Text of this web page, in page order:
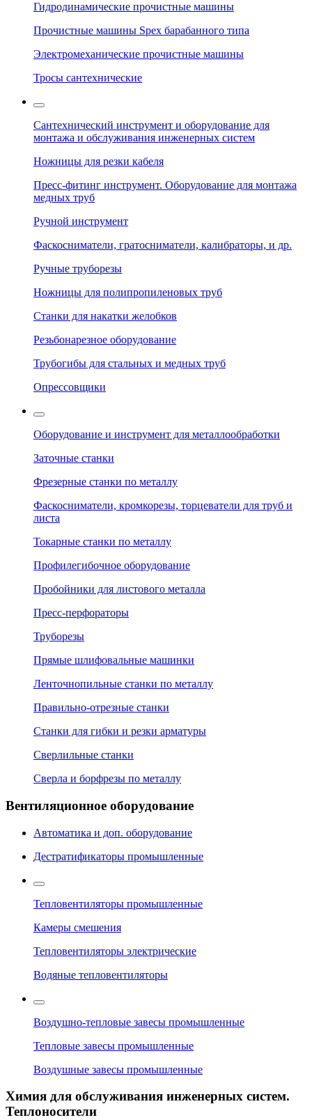
Гидродинамические прочистные машины
Прочистные машины Spex барабанного типа
Электромеханические прочистные машины
Тросы сантехнические
Сантехнический инструмент и оборудование для
монтажа и обслуживания инженерных систем
Ножницы для резки кабеля
Пресс-фитинг инструмент. Оборудование для монтажа
медных труб
Ручной инструмент
Фаскосниматели, гратосниматели, калибраторы, и др.
Ручные труборезы
Ножницы для полипропиленовых труб
Станки для накатки желобков
Резьбонарезное оборудование
Трубогибы для стальных и медных труб
Опрессовщики
Оборудование и инструмент для металлообработки
Заточные станки
Фрезерные станки по металлу
Фаскосниматели, кромкорезы, торцеватели для труб и
листа
Токарные станки по металлу
Профилегибочное оборудование
Пробойники для листового металла
Пресс-перфораторы
Труборезы
Прямые шлифовальные машинки
Ленточнопильные станки по металлу
Правильно-отрезные станки
Станки для гибки и резки арматуры
Сверлильные станки
Сверла и борфрезы по металлу
Вентиляционное оборудование
Автоматика и доп. оборудование
Дестратификаторы промышленные
Тепловентиляторы промышленные
Камеры смешения
Тепловентиляторы электрические
Водяные тепловентиляторы
Воздушно-тепловые завесы промышленные
Тепловые завесы промышленные
Воздушные завесы промышленные
Химия для обслуживания инженерных систем.
Теплоносители